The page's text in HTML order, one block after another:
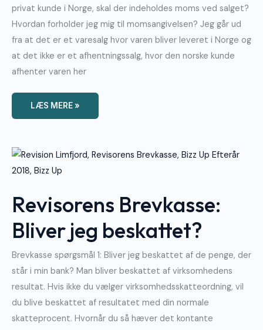
privat kunde i Norge, skal der indeholdes moms ved salget?
Hvordan forholder jeg mig til momsangivelsen? Jeg går ud
fra at det er et varesalg hvor varen bliver leveret i Norge og
at det ikke er et afhentningssalg, hvor den norske kunde
afhenter varen her
LÆS MERE »
Revisorens Brevkasse:
Bliver jeg beskattet?
Brevkasse spørgsmål 1: Bliver jeg beskattet af de penge, der
står i min bank? Man bliver beskattet af virksomhedens
resultat. Hvis ikke du vælger virksomhedsskatteordning, vil
du blive beskattet af resultatet med din normale
skatteprocent. Hvornår du så hæver det kontante
Revisorens
Brevkasse:
Bliver
Jeg